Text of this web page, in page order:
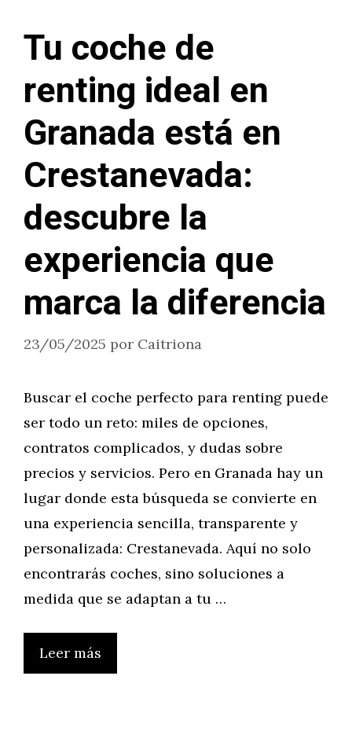
Tu coche de
renting ideal en
Granada está en
Crestanevada:
descubre la
experiencia que
marca la diferencia
23/05/2025 por Caitriona
Buscar el coche perfecto para renting puede
ser todo un reto: miles de opciones,
contratos complicados, y dudas sobre
precios y servicios. Pero en Granada hay un
lugar donde esta búsqueda se convierte en
una experiencia sencilla, transparente y
personalizada: Crestanevada. Aquí no solo
encontrarás coches, sino soluciones a
medida que se adaptan a tu …
Leer más